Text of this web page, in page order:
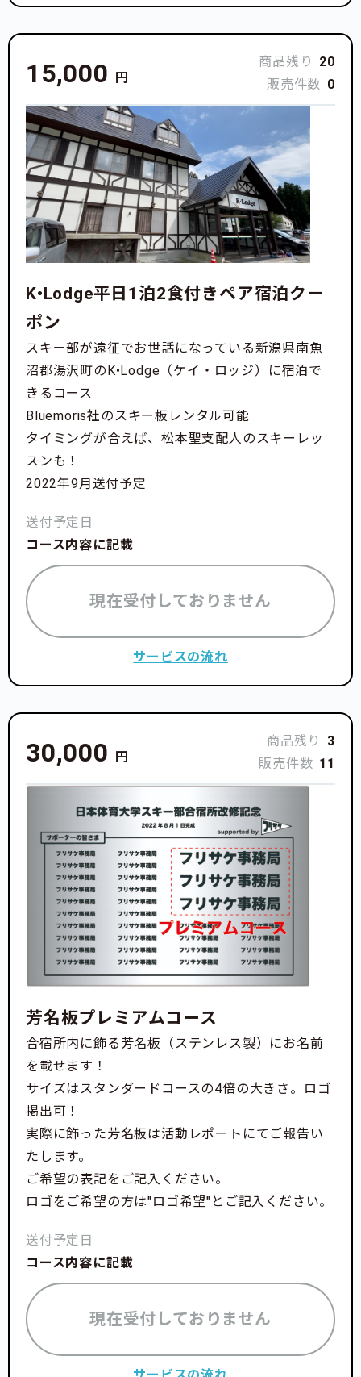
15,000 円
商品残り
20
販売件数 0
K•Lodge平日1泊2食付きペア宿泊クー
ポン
スキー部が遠征でお世話になっている新潟県南魚
沼郡湯沢町のK•Lodge（ケイ・ロッジ）に宿泊で
きるコース
Bluemoris社のスキー板レンタル可能
タイミングが合えば、松本聖支配人のスキーレッ
スンも！
2022年9月送付予定
送付予定日
コース内容に記載
現在受付しておりません
サービスの流れ
30,000 円
商品残り
3
販売件数 11
芳名板プレミアムコース
合宿所内に飾る芳名板（ステンレス製）にお名前
を載せます！
サイズはスタンダードコースの4倍の大きさ。ロゴ
掲出可！
実際に飾った芳名板は活動レポートにてご報告い
たします。
ご希望の表記をご記入ください。
ロゴをご希望の方は"ロゴ希望"とご記入ください。
送付予定日
コース内容に記載
現在受付しておりません